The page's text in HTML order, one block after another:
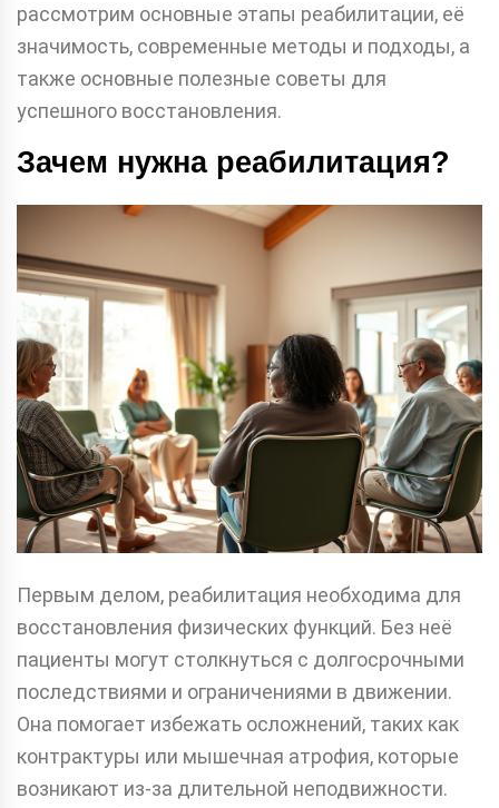
рассмотрим основные этапы реабилитации, её
значимость, современные методы и подходы, а
также основные полезные советы для
успешного восстановления.
Зачем нужна реабилитация?
Первым делом, реабилитация необходима для
восстановления физических функций. Без неё
пациенты могут столкнуться с долгосрочными
последствиями и ограничениями в движении.
Она помогает избежать осложнений, таких как
контрактуры или мышечная атрофия, которые
возникают из-за длительной неподвижности.